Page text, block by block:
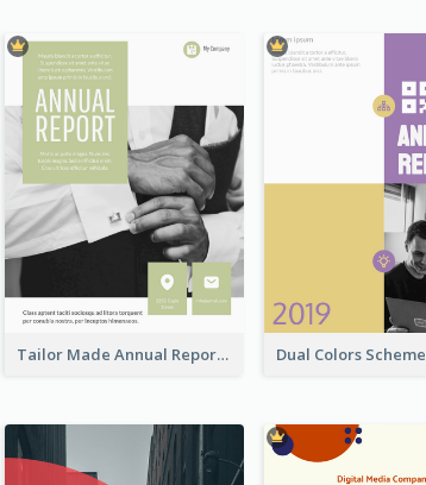
Tailor Made Annual Report